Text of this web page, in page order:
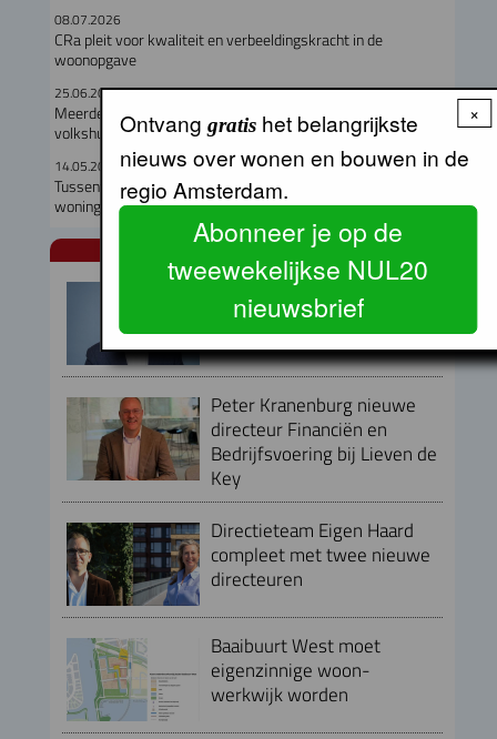
08.07.2026
CRa pleit voor kwaliteit en verbeeldingskracht in de
woonopgave
25.06.2026
Meerderheid senaat steunt Wet versterken regie op
volkshuisvesting
14.05.2026
Tussentijdse cijfers Amsterdamse Aanpak Volkshuisvesting:
woningbouw trekt aan
Armand van de Laar per 1
september aangesteld als
secretaris-directeur MRA
Peter Kranenburg nieuwe
directeur Financiën en
Bedrijfsvoering bij Lieven de
Key
Directieteam Eigen Haard
compleet met twee nieuwe
directeuren
Baaibuurt West moet
eigenzinnige woon-
werkwijk worden
×
Ontvang gratishet belangrijkste
nieuws over wonen en bouwen in de
regio Amsterdam.
Abonneer je op de
tweewekelijkse NUL20
nieuwsbrief